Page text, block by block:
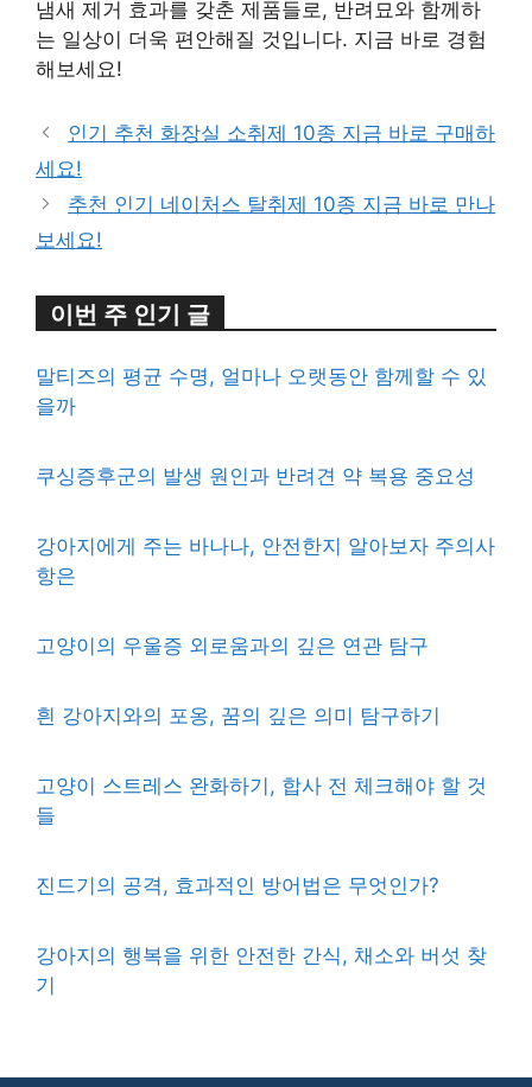
냄새 제거 효과를 갖춘 제품들로, 반려묘와 함께하
는 일상이 더욱 편안해질 것입니다. 지금 바로 경험
해보세요!
인기 추천 화장실 소취제 10종 지금 바로 구매하
세요!
추천 인기 네이처스 탈취제 10종 지금 바로 만나
보세요!
이번 주 인기 글
말티즈의 평균 수명, 얼마나 오랫동안 함께할 수 있
을까
쿠싱증후군의 발생 원인과 반려견 약 복용 중요성
강아지에게 주는 바나나, 안전한지 알아보자 주의사
항은
고양이의 우울증 외로움과의 깊은 연관 탐구
흰 강아지와의 포옹, 꿈의 깊은 의미 탐구하기
고양이 스트레스 완화하기, 합사 전 체크해야 할 것
들
진드기의 공격, 효과적인 방어법은 무엇인가?
강아지의 행복을 위한 안전한 간식, 채소와 버섯 찾
기